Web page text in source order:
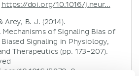
https://doi.org/10.1016/j.neur...
Arey, B. J. (2014).
of Signaling Bias of
Signaling in Physiology,
Therapeutics (pp. 173–207).
10.1016/B978-0...